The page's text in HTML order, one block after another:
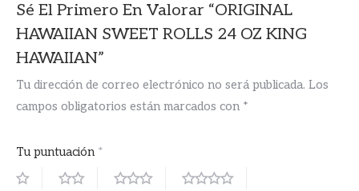
Sé El Primero En Valorar “ORIGINAL
HAWAIIAN SWEET ROLLS 24 OZ KING
HAWAIIAN”
Tu dirección de correo electrónico no será publicada. Los
campos obligatorios están marcados con *
Tu puntuación *